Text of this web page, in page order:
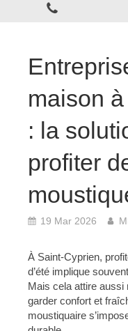
maison
: la
profiter
19 Mar 2026
À Saint-Cyprien,
d’été implique
Mais cela attire
garder confort et
moustiquaire